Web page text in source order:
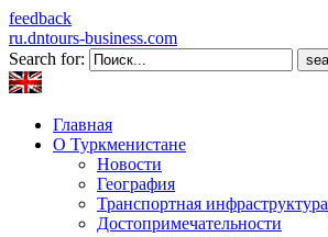
feedback
ru.dntours-business.com
Search for:
Главная
О Туркменистане
Новости
География
Транспортная инфраструктура
Достопримечательности